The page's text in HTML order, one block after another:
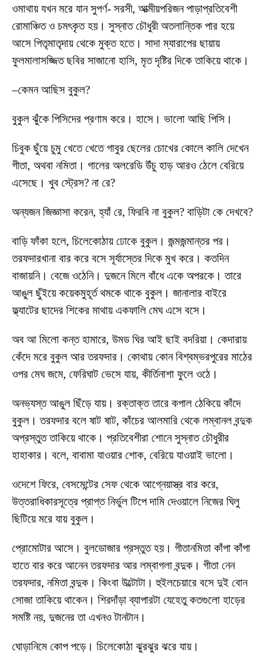
ওমাথায় যখন মরে যান সুপর্ণ- সরসী, আত্মীয়পরিজন পাড়াপ্রতিবেশী
রোমাঞ্চিত ও চমৎকৃত হয়। সুস্নাত চৌধুরী অতলান্তিক পার হয়ে
আসে পিতৃমাতৃদায় থেকে মুক্ত হতে। সাদা ম্যারাপের ছায়ায়
ফুলমালাসজ্জিত ছবির সাজানো হাসি, মৃত দৃষ্টির দিকে তাকিয়ে থাকে।
–কেমন আছিস বুকুল?
বুকুল ঝুঁকে পিসিদের প্রণাম করে। হাসে। ভালো আছি পিসি।
চিবুক ছুঁয়ে চুমু খেতে খেতে গাবুর ছেলের চোখের কোলে কালি দেখেন
গীতা, অথবা নমিতা। গালের অলরেডি উঁচু হাড় আরও ঠেলে বেরিয়ে
এসেছে। খুব স্ট্রেস? না রে?
অন্যজন জিজ্ঞাসা করেন, হ্যাঁ রে, ফিরবি না বুকুল? বাড়িটা কে দেখবে?
বাড়ি ফাঁকা হলে, চিলেকোঠায় ঢোকে বুকুল। জন্মজন্মান্তর পর।
তরফদারখানা বার করে বসে সূর্যাস্তের দিকে মুখ করে। কতদিন
বাজায়নি। বেজে ওঠেনি। দুজনে মিলে বাঁধে একে অপরকে। তারে
আঙুল ছুঁইয়ে কয়েকমুহূর্ত থমকে থাকে বুকুল। জানালার বাইরে
ফ্ল্যাটের ছাদের শিকের মাথায় একফালি মেঘ এসে বসে।
অব আ মিলো কন্ত হামারে, উমড ঘির আই ছাই বদরিয়া। কেদারায়
কেঁদে মরে বুকুল আর তরফদার। কোথায় কোন বিশ্বম্ভরপুরের মাঠের
ওপর মেঘ জমে, ফেরিঘাট ভেসে যায়, কীর্তিনাশা ফুলে ওঠে।
অনভ্যস্ত আঙুল ছিঁড়ে যায়। রক্তাক্ত তারে কপাল ঠেকিয়ে কাঁদে
বুকুল। তরফদার বলে ষাট ষাট, কাঁচের আলমারি থেকে লম্বানল বন্দুক
অপ্রস্তুত তাকিয়ে থাকে। প্রতিবেশীরা শোনে সুস্নাত চৌধুরীর
হাহাকার। বলে, বাবামা যাওয়ার শোক, বেরিয়ে যাওয়াই ভালো।
ওদেশে ফিরে, বেসমেন্টের সেফ থেকে আগ্নেয়াস্ত্র বার করে,
উত্তরাধিকারসূত্রে প্রাপ্ত নির্ভুল টিপে দামি দেওয়ালে নিজের ঘিলু
ছিটিয়ে মরে যায় বুকুল।
প্রোমোটার আসে। বুলডোজার প্রস্তুত হয়। গীতানমিতা কাঁপা কাঁপা
হাতে বার করে আনেন তরফদার আর লম্বাগলা বন্দুক। গীতা নেন
তরফদার, নমিতা বন্দুক। কিংবা উল্টোটা। হুইলচেয়ারে বসে দুই বোন
সোজা তাকিয়ে থাকেন। শিরদাঁড়া ব্যাপারটা যেহেতু কতগুলো হাড়ের
সমষ্টি নয়, দুজনের তা এখনও টানটান।
ঘোড়ানিমে কোপ পড়ে। চিলেকোঠা ঝুরঝুর ঝরে যায়।